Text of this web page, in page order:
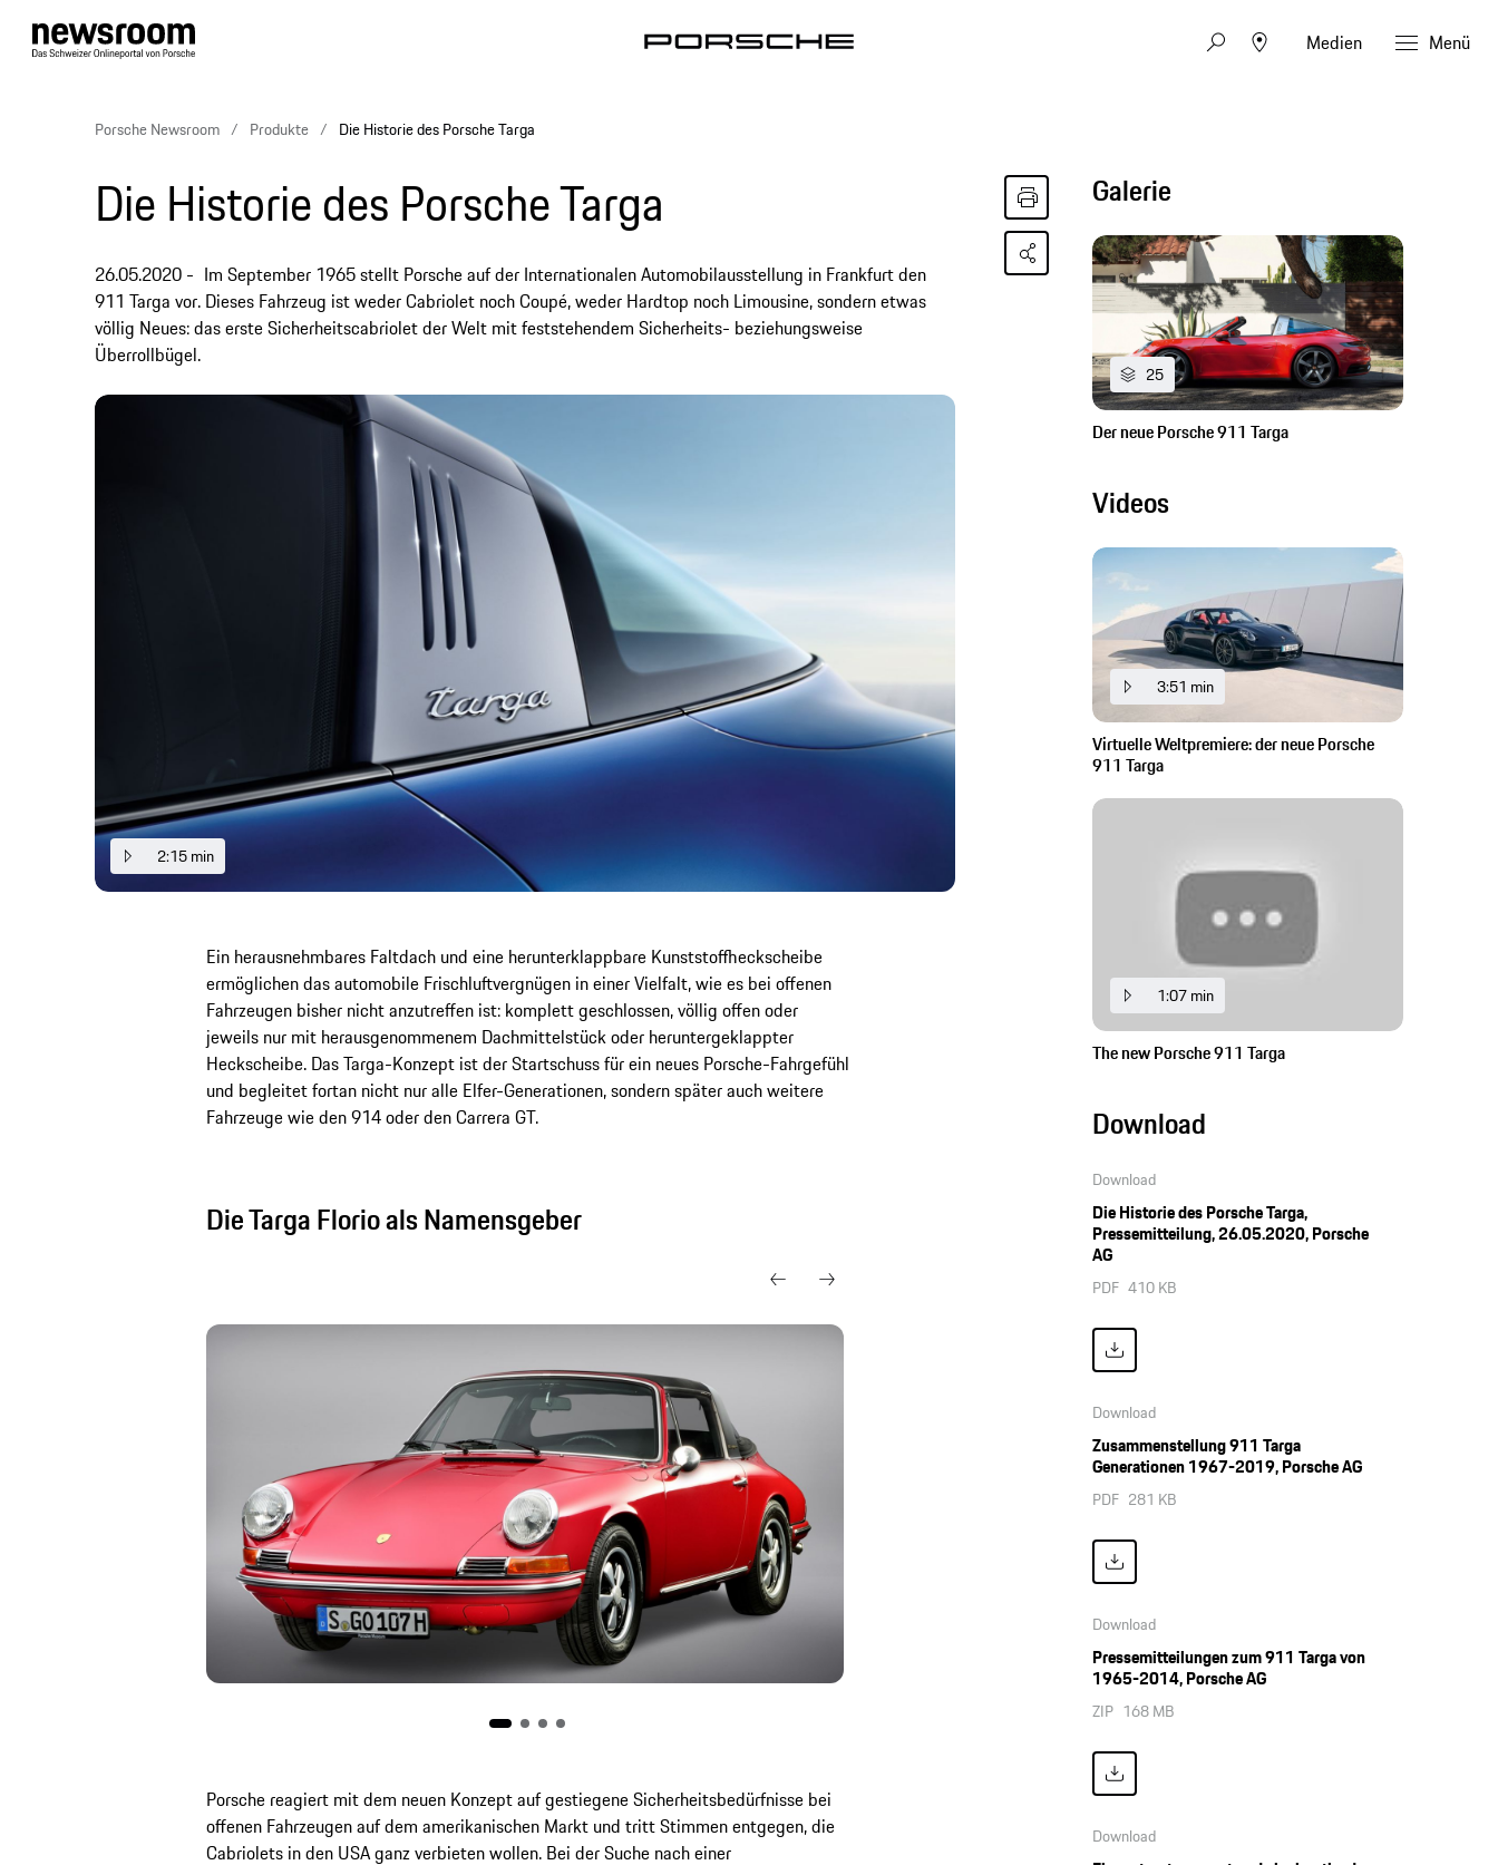
Medien Menü
Porsche Newsroom Produkte Die Historie des Porsche Targa
2:15 min
Die Historie des Porsche Targa
26.05.2020
Im September 1965 stellt Porsche auf der Internationalen Automobilausstellung in Frankfurt den
911 Targa vor. Dieses Fahrzeug ist weder Cabriolet noch Coupé, weder Hardtop noch Limousine, sondern etwas
völlig Neues: das erste Sicherheitscabriolet der Welt mit feststehendem Sicherheits- beziehungsweise
Überrollbügel.
Ein herausnehmbares Faltdach und eine herunterklappbare Kunststoffheckscheibe
ermöglichen das automobile Frischluftvergnügen in einer Vielfalt, wie es bei offenen
Fahrzeugen bisher nicht anzutreffen ist: komplett geschlossen, völlig offen oder
jeweils nur mit herausgenommenem Dachmittelstück oder heruntergeklappter
Heckscheibe. Das Targa-Konzept ist der Startschuss für ein neues Porsche-Fahrgefühl
und begleitet fortan nicht nur alle Elfer-Generationen, sondern später auch weitere
Fahrzeuge wie den 914 oder den Carrera GT.
Die Targa Florio als Namensgeber
Porsche reagiert mit dem neuen Konzept auf gestiegene Sicherheitsbedürfnisse bei
offenen Fahrzeugen auf dem amerikanischen Markt und tritt Stimmen entgegen, die
Cabriolets in den USA ganz verbieten wollen. Bei der Suche nach einer
Galerie
25
Der neue Porsche 911 Targa
Videos
3:51 min
Virtuelle Weltpremiere: der neue Porsche
911 Targa
1:07 min
The new Porsche 911 Targa
Download
Download
Die Historie des Porsche Targa,
Pressemitteilung, 26.05.2020, Porsche
AG
PDF 410 KB
Download
Zusammenstellung 911 Targa
Generationen 1967-2019, Porsche AG
PDF 281 KB
Download
Pressemitteilungen zum 911 Targa von
1965-2014, Porsche AG
ZIP 168 MB
Download